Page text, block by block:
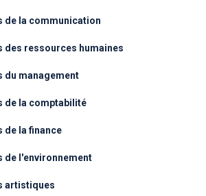
de la communication
des ressources humaines
du management
de la comptabilité
de la finance
de l'environnement
artistiques